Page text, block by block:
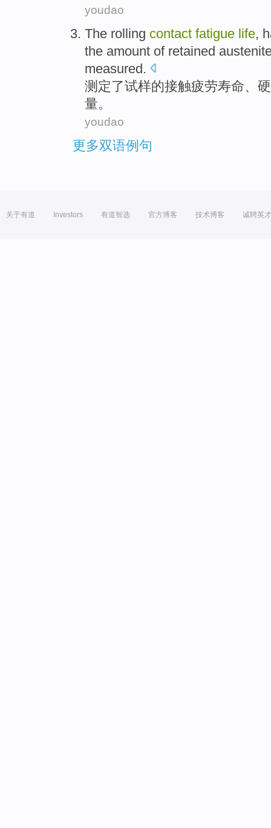
youdao
The rolling contact fatigue life,
the amount of retained
measured.
测定了试样的接触疲劳寿命、
量。
youdao
更多双语例句
关于有道 Investors 有道智选 官方博客 技术博客 诚聘英才